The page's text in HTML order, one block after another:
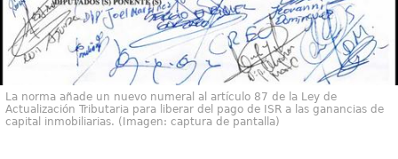
La norma añade un nuevo numeral al artículo 87 de la Ley de
Actualización Tributaria para liberar del pago de ISR a las ganancias de
capital inmobiliarias. (Imagen: captura de pantalla)